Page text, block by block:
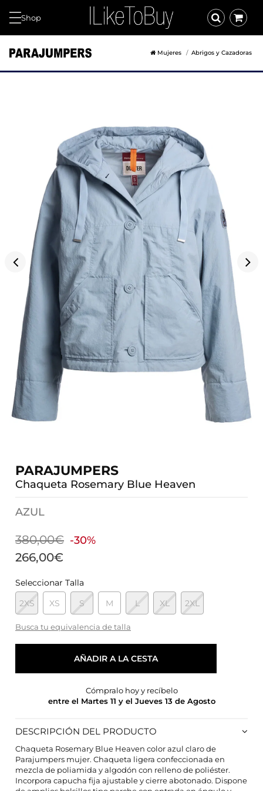
Shop
Mujeres Abrigos y Cazadoras
PARAJUMPERS
Chaqueta Rosemary Blue Heaven
AZUL
380,00€ -30%
266,00€
Seleccionar Talla
2XS
XS S M L XL 2XL
Busca tu equivalencia de talla
AÑADIR A LA CESTA
Cómpralo hoy y recíbelo
entre el Martes 11 y el Jueves 13 de Agosto
DESCRIPCIÓN DEL PRODUCTO
Chaqueta Rosemary Blue Heaven color azul claro de
Parajumpers mujer. Chaqueta ligera confeccionada en
mezcla de poliamida y algodón con relleno de poliéster.
Incorpora capucha fija ajustable y cierre abotonado. Dispone
CONFIGURACIÓN DE COOKIES